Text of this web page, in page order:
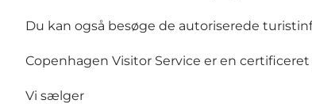
Du kan også besøge de autoriserede
Copenhagen Visitor Service er en
Vi sælger